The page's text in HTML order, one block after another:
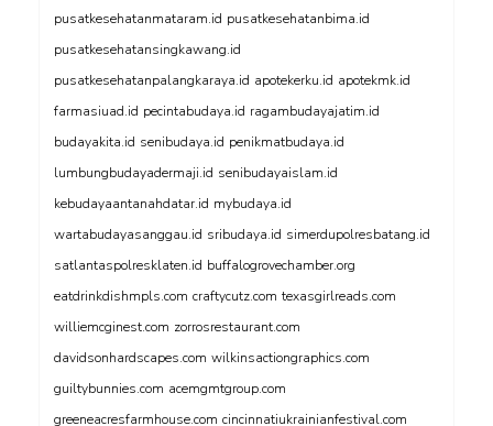
pusatkesehatanmataram.id pusatkesehatanbima.id
pusatkesehatansingkawang.id
pusatkesehatanpalangkaraya.id apotekerku.id apotekmk.id
farmasiuad.id pecintabudaya.id ragambudayajatim.id
budayakita.id senibudaya.id penikmatbudaya.id
lumbungbudayadermaji.id senibudayaislam.id
kebudayaantanahdatar.id mybudaya.id
wartabudayasanggau.id sribudaya.id simerdupolresbatang.id
satlantaspolresklaten.id buffalogrovechamber.org
eatdrinkdishmpls.com craftycutz.com texasgirlreads.com
williemcginest.com zorrosrestaurant.com
davidsonhardscapes.com wilkinsactiongraphics.com
guiltybunnies.com acemgmtgroup.com
greeneacresfarmhouse.com cincinnatiukrainianfestival.com